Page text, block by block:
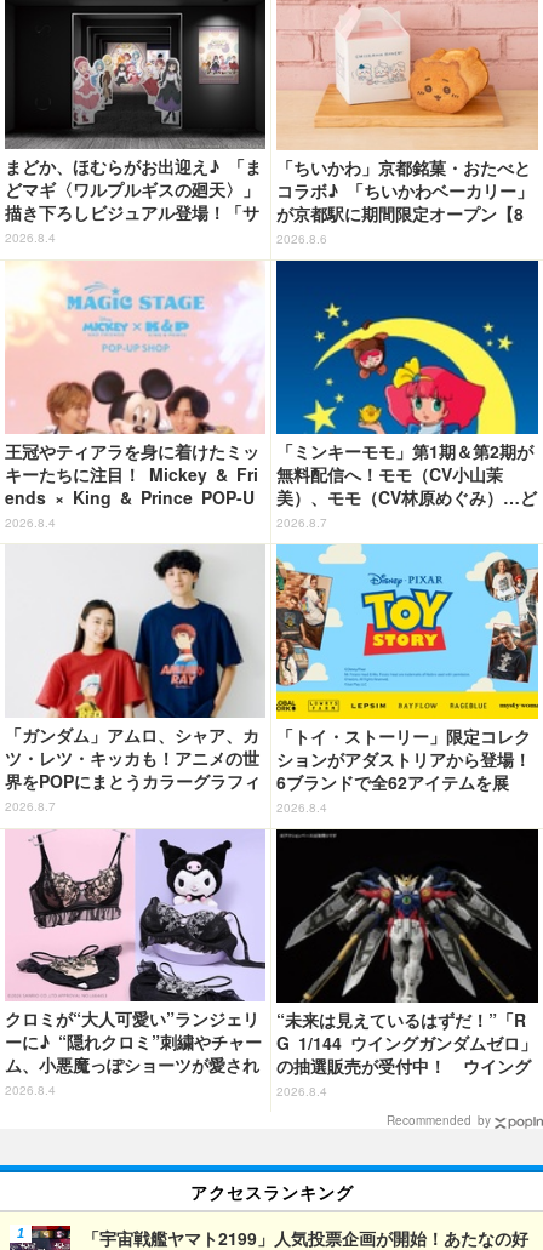
まどか、ほむらがお出迎え♪ 「ま
どマギ〈ワルプルギスの廻天〉」
描き下ろしビジュアル登場！「サ
ンシャインシティプリンスホテ
ル」コラボ開催
2026.8.4
「ちいかわ」京都銘菓・おたべと
コラボ♪ 「ちいかわベーカリー」
が京都駅に期間限定オープン【8
月13日～】
2026.8.6
王冠やティアラを身に着けたミッ
キーたちに注目！ Mickey & Fri
ends × King & Prince POP-U
P SHOP「MAGIC STAGE」に新
商品登場
2026.8.4
「ミンキーモモ」第1期＆第2期が
無料配信へ！モモ（CV小山茉
美）、モモ（CV林原めぐみ）…ど
ちらも楽しめる☆【8月10日～】
2026.8.7
「ガンダム」アムロ、シャア、カ
ツ・レツ・キッカも！アニメの世
界をPOPにまとうカラーグラフィ
ックTシャツが新登場
2026.8.7
「トイ・ストーリー」限定コレク
ションがアダストリアから登場！
6ブランドで全62アイテムを展
開 店舗で購入するとオリジナル
マグネットをプレゼント☆
2026.8.4
クロミが“大人可愛い”ランジェリ
ーに♪ “隠れクロミ”刺繍やチャー
ム、小悪魔っぽショーツが愛され
度満点◎
2026.8.4
“未来は見えているはずだ！”「R
G 1/144 ウイングガンダムゼロ」
の抽選販売が受付中！ ウイング
バインダーにRGならではのギミ
2026.8.4
Recommended by
アクセスランキング
「宇宙戦艦ヤマト2199」人気投票企画が開始！あたなの好